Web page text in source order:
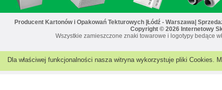
Producent Kartonów i Opakowań Tekturowych |Łódź - Warszawa|
Copyright © 2026 Internetowy
Wszystkie zamieszczone znaki towarowe i logotypy bedące
Dla właściwej funkcjonalności nasza witryna wykorzystuje pliki